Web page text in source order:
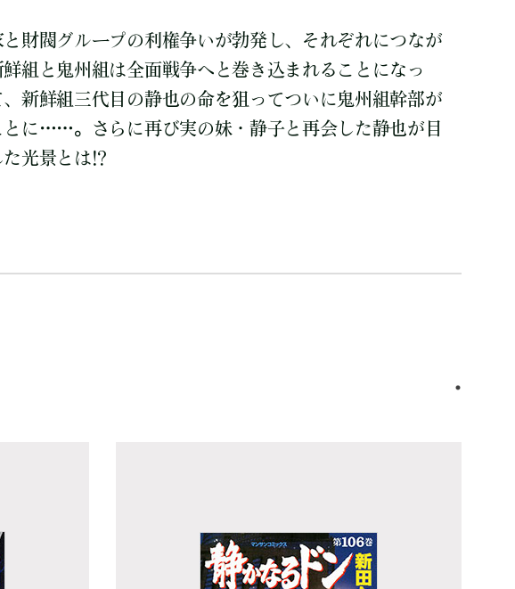
財閥グループの利権争いが勃発し、それぞれにつなが
鮮組と鬼州組は全面戦争へと巻き込まれることになっ
新鮮組三代目の静也の命を狙ってついに鬼州組幹部が
とに……。さらに再び実の妹・静子と再会した静也が目
光景とは!?